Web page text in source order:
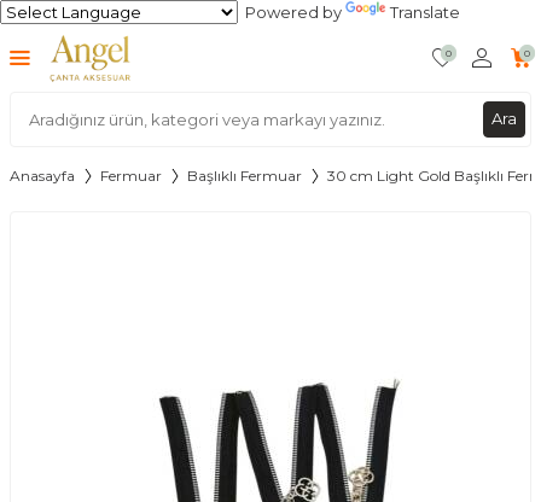
Powered by Translate
Ara
0 0
Anasayfa Fermuar Başlıklı Fermuar 30 cm Light Gold Başlıklı